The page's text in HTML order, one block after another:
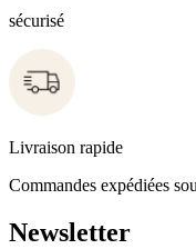
sécurisé
Livraison rapide
Commandes expédiées
Newsletter